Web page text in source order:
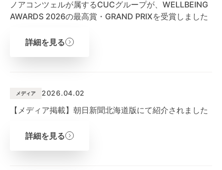
ノアコンツェルが属するCUCグループが、WELLBEING
AWARDS 2026の最高賞・GRAND PRIXを受賞しました
詳細を見る
メディア 2026.04.02
【メディア掲載】朝日新聞北海道版にて紹介されました
詳細を見る